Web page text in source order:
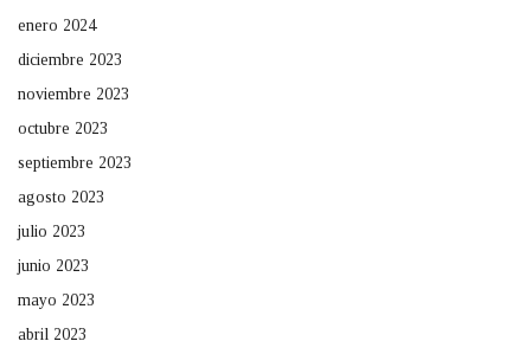
enero 2024
diciembre 2023
noviembre 2023
octubre 2023
septiembre 2023
agosto 2023
julio 2023
junio 2023
mayo 2023
abril 2023